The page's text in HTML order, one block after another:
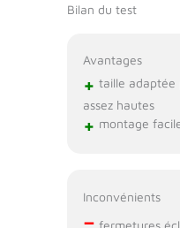
Bilan du test
Avantages
+ taille adaptée
assez hautes
+ montage
Inconvénients
–